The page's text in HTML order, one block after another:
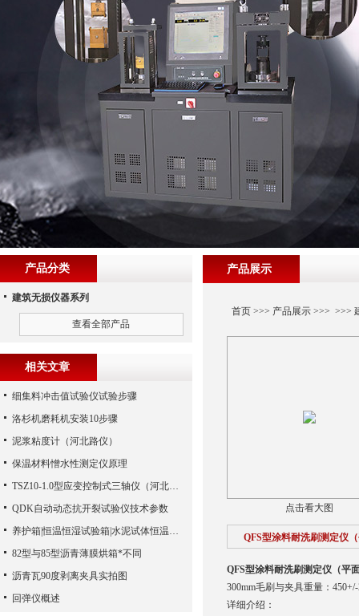
产品展示
首页>>> 产品展示>>> >>>
点击看大图
QFS型涂料耐洗刷测定仪
QFS型涂料耐洗刷测定仪（平
300mm毛刷与夹具重量：
详细介绍：
产品分类
建筑无损仪器系列
查看全部产品
相关文章
细集料冲击值试验仪试验步骤
洛杉机磨耗机安装10步骤
泥浆粘度计（河北路仪）
保温材料憎水性测定仪原理
TSZ10-1.0型应变控制式三轴仪（河北路仪）
QDK自动动态抗开裂试验仪技术参数
养护箱|恒温恒湿试验箱|水泥试体恒温标准养护箱温
82型与85型沥青薄膜烘箱*不同
沥青瓦90度剥离夹具实拍图
回弹仪概述